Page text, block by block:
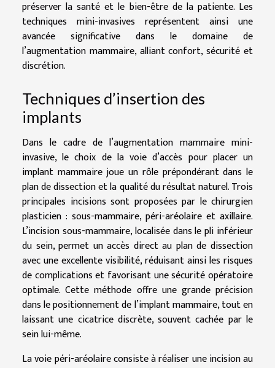
préserver la santé et le bien-être de la patiente. Les
techniques mini-invasives représentent ainsi une
avancée significative dans le domaine de
l’augmentation mammaire, alliant confort, sécurité et
discrétion.
Techniques d’insertion des
implants
Dans le cadre de l’augmentation mammaire mini-
invasive, le choix de la voie d’accès pour placer un
implant mammaire joue un rôle prépondérant dans le
plan de dissection et la qualité du résultat naturel. Trois
principales incisions sont proposées par le chirurgien
plasticien : sous-mammaire, péri-aréolaire et axillaire.
L’incision sous-mammaire, localisée dans le pli inférieur
du sein, permet un accès direct au plan de dissection
avec une excellente visibilité, réduisant ainsi les risques
de complications et favorisant une sécurité opératoire
optimale. Cette méthode offre une grande précision
dans le positionnement de l’implant mammaire, tout en
laissant une cicatrice discrète, souvent cachée par le
sein lui-même.
La voie péri-aréolaire consiste à réaliser une incision au